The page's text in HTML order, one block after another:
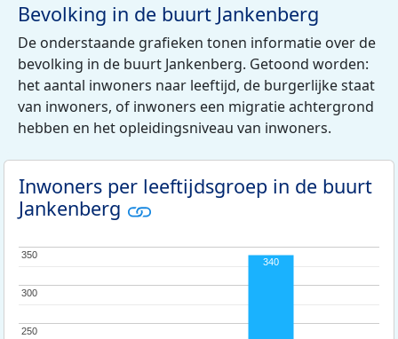
Bevolking in de buurt Jankenberg
De onderstaande grafieken tonen informatie over de
bevolking in de buurt Jankenberg. Getoond worden:
het aantal inwoners naar leeftijd, de burgerlijke staat
van inwoners, of inwoners een migratie achtergrond
hebben en het opleidingsniveau van inwoners.
Inwoners per leeftijdsgroep in de buurt
Jankenberg
250
250
300
300
350
350
340